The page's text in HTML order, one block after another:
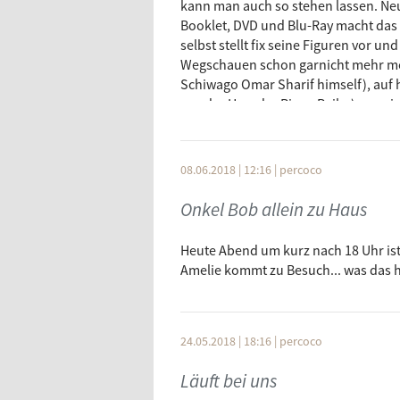
kann man auch so stehen lassen.
Booklet, DVD und Blu-Ray macht
selbst stellt fix seine Figuren vor
Wegschauen schon garnicht mehr
Schiwago Omar Sharif himself), auf
aus der Herr der Ringe Reihe) von
Professor-X-Bruder) erklärt, es
denn ein dicker Haufen Zaster
eine politische Diskussion mit
Hopkins findet das garnicht gut,
Bord. Zeitgleich wird ein
Richard Harris (unvergessen in "Ein
im Potter-Kosmos unterwegs
dass aus dem Flugzeug mit dem
Dabei ertrinken natürlich gleich
das Flair der 70er kommt auf, es
Budget an, die Explosionen sind
08.06.2018 | 12:16 | percoco
Onkel Bob allein zu Haus
Heute Abend um kurz nach 18 Uhr
Amelie kommt zu Besuch... was das
24.05.2018 | 18:16 | percoco
Läuft bei uns